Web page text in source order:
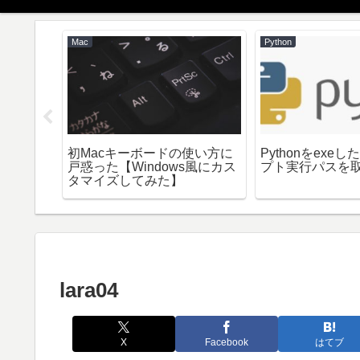
Mac
初Macキーボードの使い方に
戸惑った【Windows風にカス
タマイズしてみた】
Python
Pythonをexeし
プト実行パスを
lara04
X Facebook はてブ